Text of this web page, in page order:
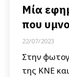
Μία
που
22/07/2023
Στην
της ΚΝΕ